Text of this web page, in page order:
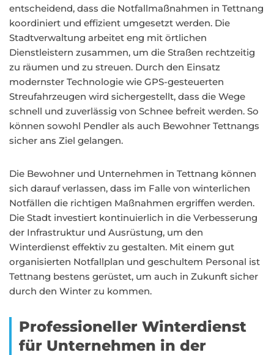
entscheidend, dass die Notfallmaßnahmen in Tettnang
koordiniert und effizient umgesetzt werden. Die
Stadtverwaltung arbeitet eng mit örtlichen
Dienstleistern zusammen, um die Straßen rechtzeitig
zu räumen und zu streuen. Durch den Einsatz
modernster Technologie wie GPS-gesteuerten
Streufahrzeugen wird sichergestellt, dass die Wege
schnell und zuverlässig von Schnee befreit werden. So
können sowohl Pendler als auch Bewohner Tettnangs
sicher ans Ziel gelangen.
Die Bewohner und Unternehmen in Tettnang können
sich darauf verlassen, dass im Falle von winterlichen
Notfällen die richtigen Maßnahmen ergriffen werden.
Die Stadt investiert kontinuierlich in die Verbesserung
der Infrastruktur und Ausrüstung, um den
Winterdienst effektiv zu gestalten. Mit einem gut
organisierten Notfallplan und geschultem Personal ist
Tettnang bestens gerüstet, um auch in Zukunft sicher
durch den Winter zu kommen.
Professioneller Winterdienst
für Unternehmen in der